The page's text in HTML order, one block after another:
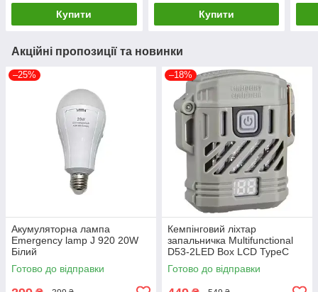
Купити Купити
Акційні пропозиції та новинки
–25%
Акумуляторна лампа
Emergency lamp J 920 20W
Білий
Готово до відправки
–18%
Кемпінговий ліхтар
запальничка Multifunctional
D53-2LED Box LCD TypeC
(3+1 режим)
Готово до відправки